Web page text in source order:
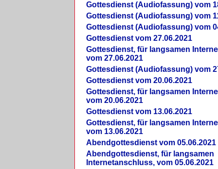
Gottesdienst (Audiofassung) vom
Gottesdienst (Audiofassung) vom
Gottesdienst (Audiofassung) vom
Gottesdienst vom 27.06.2021
Gottesdienst, für langsamen
vom 27.06.2021
Gottesdienst (Audiofassung) vom
Gottesdienst vom 20.06.2021
Gottesdienst, für langsamen
vom 20.06.2021
Gottesdienst vom 13.06.2021
Gottesdienst, für langsamen
vom 13.06.2021
Abendgottesdienst vom 05.06.2021
Abendgottesdienst, für langsamen
Internetanschluss, vom 05.06.2021